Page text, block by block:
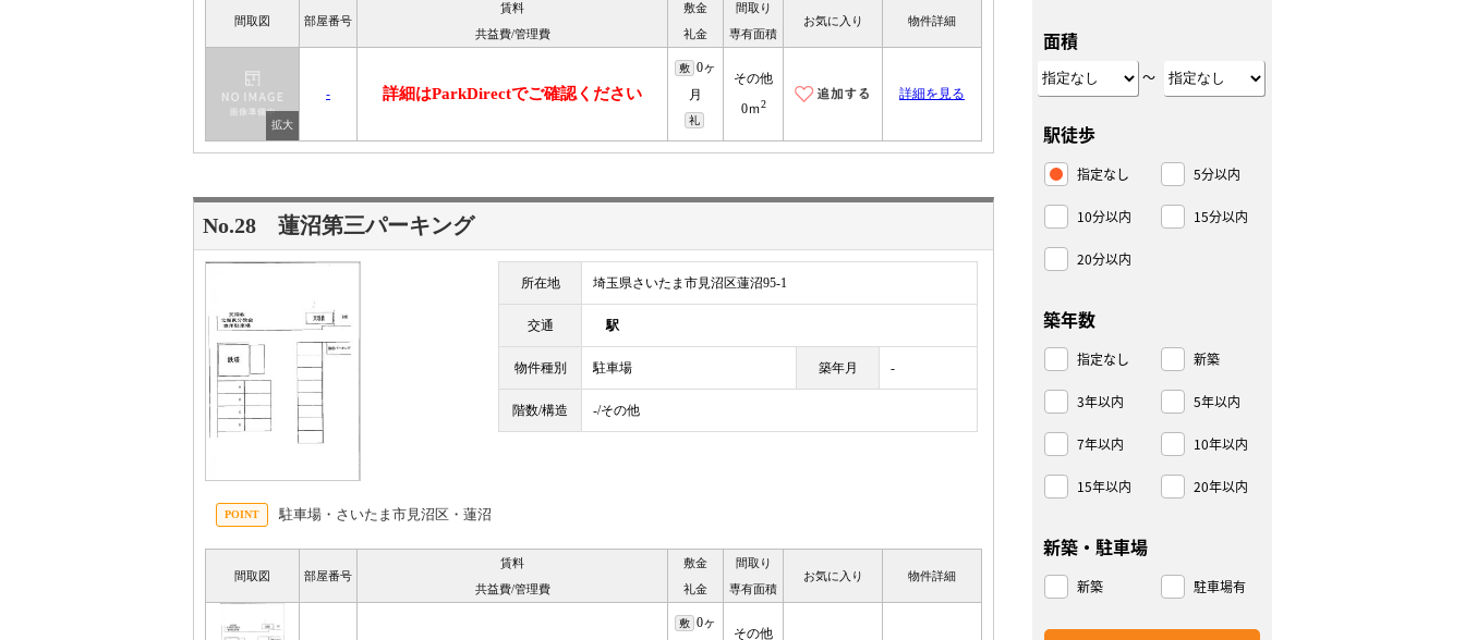
間取図 部屋番号
賃料
共益費/管理費
敷金
礼金
間取り
専有面積
お気に入り 物件詳細
- 詳細はParkDirectでご確認ください
敷 0ヶ
月
礼
その他
0ｍ2
詳細を見る
No.28 蓮沼第三パーキング
所在地 埼玉県さいたま市見沼区蓮沼95-1
交通 駅
物件種別 駐車場 築年月 -
階数/構造 -/その他
駐車場・さいたま市見沼区・蓮沼
間取図 部屋番号
賃料
共益費/管理費
敷金
礼金
間取り
専有面積
お気に入り 物件詳細
敷 0ヶ
その他
面積
～
駅徒歩
指定なし 5分以内
10分以内 15分以内
20分以内
築年数
指定なし 新築
3年以内 5年以内
7年以内 10年以内
15年以内 20年以内
新築・駐車場
新築 駐車場有